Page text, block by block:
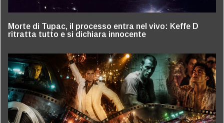
Morte di Tupac, il processo entra nel vivo: Keffe D
ritratta tutto e si dichiara innocente